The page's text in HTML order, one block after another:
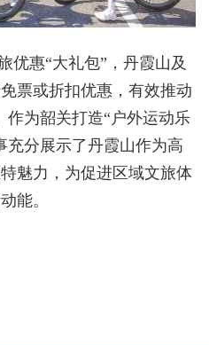
优惠“大礼包”，丹霞山及
票或折扣优惠，有效推动
作为韶关打造“户外运动乐
充分展示了丹霞山作为高
魅力，为促进区域文旅体
能。